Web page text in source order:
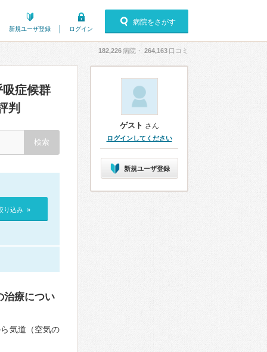
新規ユーザ登録 ログイン
病院をさがす
182,226病院・ 264,163 口コミ
症候群
判
り込み »
治療につい
気道（空気の
ゲスト さん
ログインしてください
新規ユーザ登録